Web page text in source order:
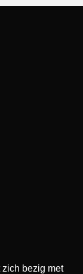
bezig met